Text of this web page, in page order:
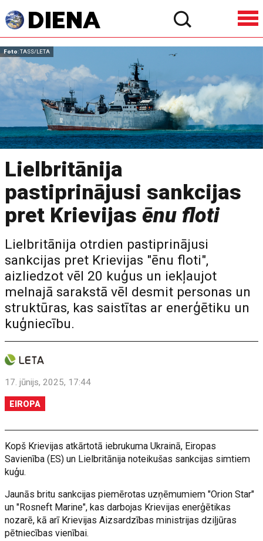
Foto: TASS/LETA
Lielbritānija
pastiprinājusi sankcijas
pret Krievijasēnu floti
Lielbritānija otrdien pastiprinājusi
sankcijas pret Krievijas "ēnu floti",
aizliedzot vēl 20 kuģus un iekļaujot
melnajā sarakstā vēl desmit personas un
struktūras, kas saistītas ar enerģētiku un
kuģniecību.
17. jūnijs, 2025, 17:44
EIROPA
Kopš Krievijas atkārtotā iebrukuma Ukrainā, Eiropas
Savienība (ES) un Lielbritānija noteikušas sankcijas simtiem
kuģu.
Jaunās britu sankcijas piemērotas uzņēmumiem "Orion Star"
un "Rosneft Marine", kas darbojas Krievijas enerģētikas
nozarē, kā arī Krievijas Aizsardzības ministrijas dziļjūras
pētniecības vienībai.